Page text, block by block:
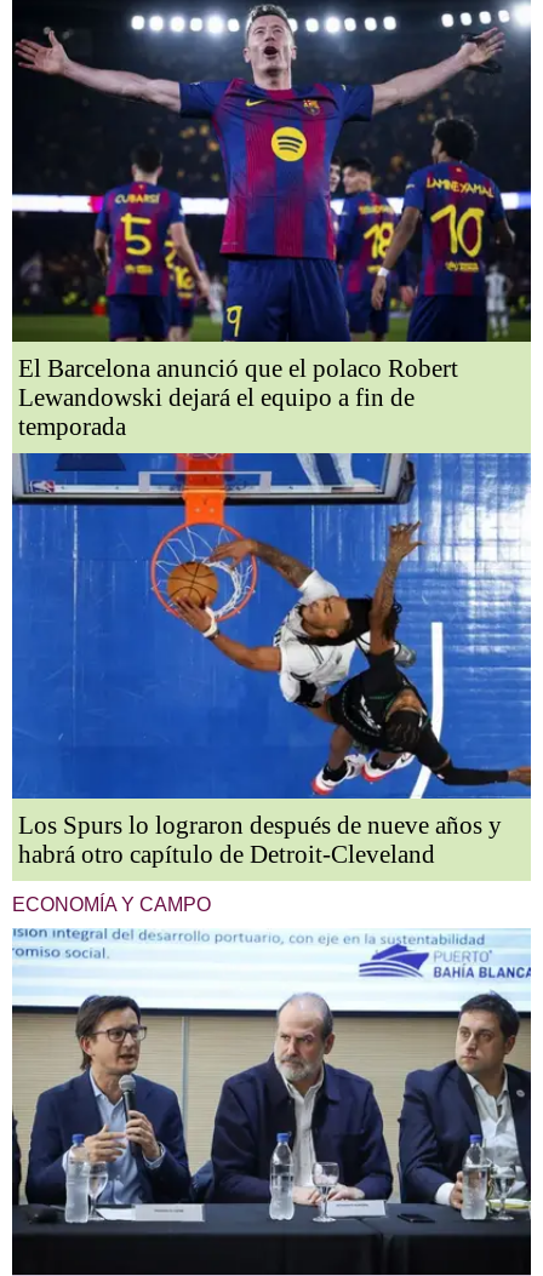
El Barcelona anunció que el polaco Robert
Lewandowski dejará el equipo a fin de
temporada
Los Spurs lo lograron después de nueve años y
habrá otro capítulo de Detroit-Cleveland
ECONOMÍA Y CAMPO